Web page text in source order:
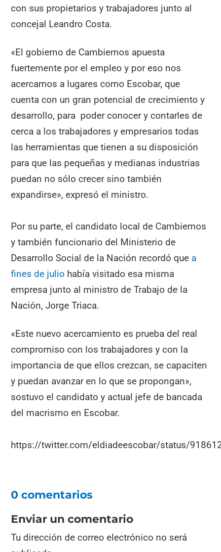
con sus propietarios y trabajadores junto al
concejal Leandro Costa.
«El gobierno de Cambiemos apuesta
fuertemente por el empleo y por eso nos
acercamos a lugares como Escobar, que
cuenta con un gran potencial de crecimiento y
desarrollo, para poder conocer y contarles de
cerca a los trabajadores y empresarios todas
las herramientas que tienen a su disposición
para que las pequeñas y medianas industrias
puedan no sólo crecer sino también
expandirse», expresó el ministro.
Por su parte, el candidato local de Cambiemos
y también funcionario del Ministerio de
Desarrollo Social de la Nación recordó que a
fines de julio había visitado esa misma
empresa junto al ministro de Trabajo de la
Nación, Jorge Triaca.
«Este nuevo acercamiento es prueba del real
compromiso con los trabajadores y con la
importancia de que ellos crezcan, se capaciten
y puedan avanzar en lo que se propongan»,
sostuvo el candidato y actual jefe de bancada
del macrismo en Escobar.
https://twitter.com/eldiadeescobar/status/
0 comentarios
Enviar un comentario
Tu dirección de correo electrónico no será